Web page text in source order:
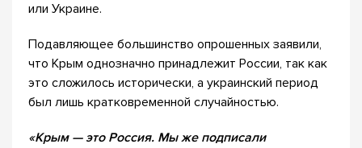
или Украине.
Подавляющее большинство опрошенных заявили,
что Крым однозначно принадлежит России, так как
это сложилось исторически, а украинский период
был лишь кратковременной случайностью.
«Крым — это Россия. Мы же подписали